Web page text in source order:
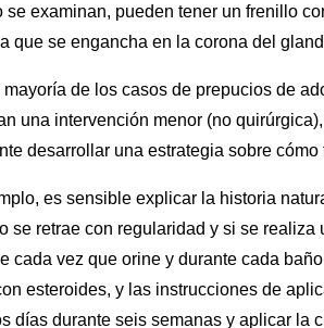
se examinan, pueden tener un frenillo
que se engancha en la corona del
mayoría de los casos de prepucios de
una intervención menor (no
desarrollar una estrategia sobre
es sensible explicar la historia
se retrae con regularidad y si se
cada vez que orine y durante cada
esteroides, y las instrucciones de
días durante seis semanas y aplicar la